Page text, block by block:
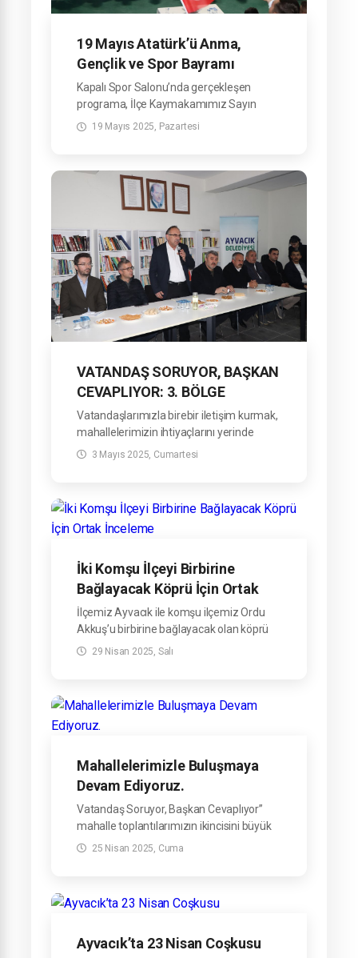
19 Mayıs Atatürk’ü Anma,
Gençlik ve Spor Bayramı
ilçemizde coşkuyla kutlandı
Kapalı Spor Salonu’nda gerçekleşen
programa, İlçe Kaymakamımız Sayın
Mehmet Emre Yıldız, Belediye Başkanımız
19 Mayıs 2025, Pazartesi
VATANDAŞ SORUYOR, BAŞKAN
CEVAPLIYOR: 3. BÖLGE
TOPLANTISI
GERÇEKLEŞTİRİLDİ
Vatandaşlarımızla birebir iletişim kurmak,
mahallelerimizin ihtiyaçlarını yerinde
tespit etmek ve çözüm üretmek amacıyla
bölge toplantısını gerçekleştirdik.
3 Mayıs 2025, Cumartesi
İki Komşu İlçeyi Birbirine
Bağlayacak Köprü İçin Ortak
İnceleme
İlçemiz Ayvacık ile komşu ilçemiz Ordu
Akkuş’u birbirine bağlayacak olan köprü
projesi kapsamında, Kapaklık Mahallemiz
29 Nisan 2025, Salı
Mahallelerimizle Buluşmaya
Devam Ediyoruz.
Vatandaş Soruyor, Başkan Cevaplıyor”
mahalle toplantılarımızın ikincisini büyük
bir katılımla gerçekleştirdik.
25 Nisan 2025, Cuma
Ayvacık’ta 23 Nisan Coşkusu